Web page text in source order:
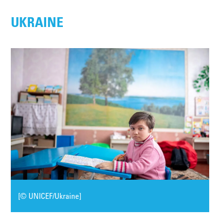
UKRAINE
[© UNICEF/Ukraine]